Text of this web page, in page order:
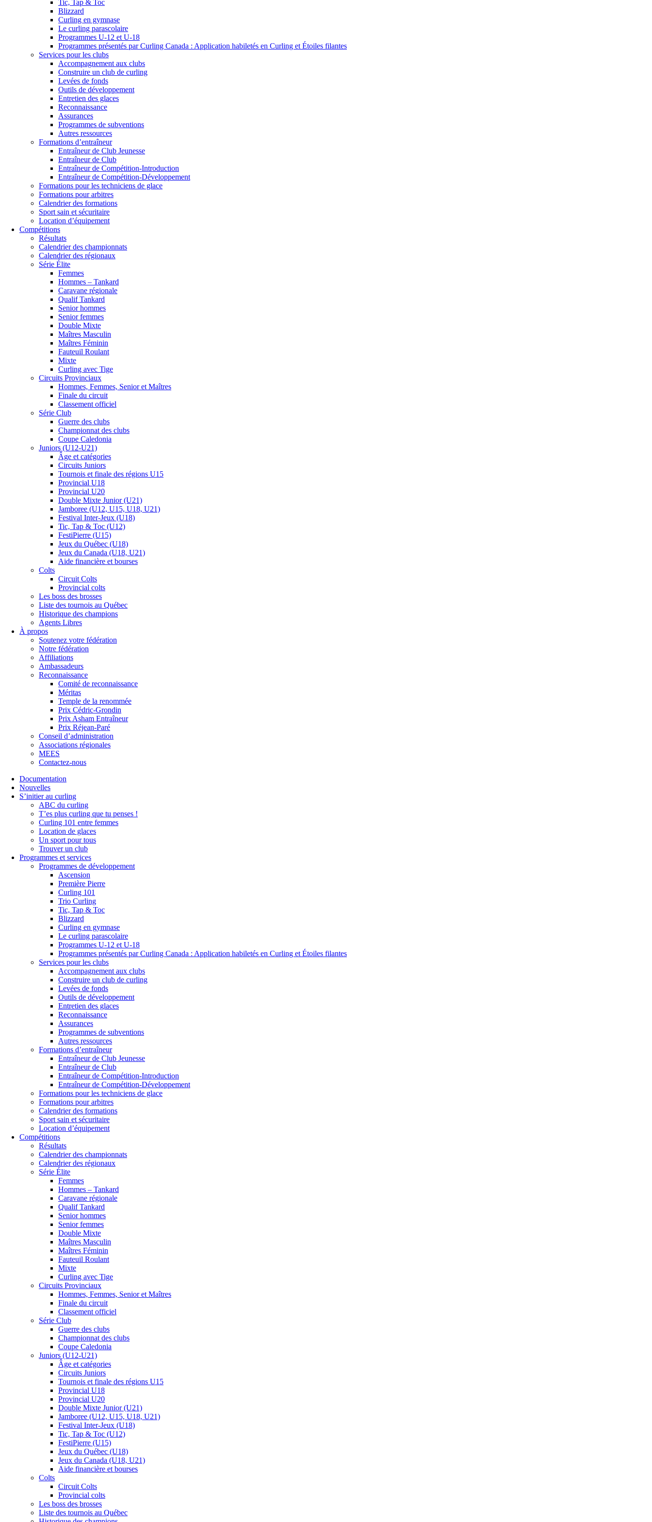
Tic, Tap & Toc
Blizzard
Curling en gymnase
Le curling parascolaire
Programmes U-12 et U-18
Programmes présentés par Curling Canada : Application habiletés en Curling et Étoiles filantes
Services pour les clubs
Accompagnement aux clubs
Construire un club de curling
Levées de fonds
Outils de développement
Entretien des glaces
Reconnaissance
Assurances
Programmes de subventions
Autres ressources
Formations d’entraîneur
Entraîneur de Club Jeunesse
Entraîneur de Club
Entraîneur de Compétition-Introduction
Entraîneur de Compétition-Développement
Formations pour les techniciens de glace
Formations pour arbitres
Calendrier des formations
Sport sain et sécuritaire
Location d’équipement
Compétitions
Résultats
Calendrier des championnats
Calendrier des régionaux
Série Élite
Femmes
Hommes – Tankard
Caravane régionale
Qualif Tankard
Senior hommes
Senior femmes
Double Mixte
Maîtres Masculin
Maîtres Féminin
Fauteuil Roulant
Mixte
Curling avec Tige
Circuits Provinciaux
Hommes, Femmes, Senior et Maîtres
Finale du circuit
Classement officiel
Série Club
Guerre des clubs
Championnat des clubs
Coupe Caledonia
Juniors (U12-U21)
Âge et catégories
Circuits Juniors
Tournois et finale des régions U15
Provincial U18
Provincial U20
Double Mixte Junior (U21)
Jamboree (U12, U15, U18, U21)
Festival Inter-Jeux (U18)
Tic, Tap & Toc (U12)
FestiPierre (U15)
Jeux du Québec (U18)
Jeux du Canada (U18, U21)
Aide financière et bourses
Colts
Circuit Colts
Provincial colts
Les boss des brosses
Liste des tournois au Québec
Historique des champions
Agents Libres
À propos
Soutenez votre fédération
Notre fédération
Affiliations
Ambassadeurs
Reconnaissance
Comité de reconnaissance
Méritas
Temple de la renommée
Prix Cédric-Grondin
Prix Asham Entraîneur
Prix Réjean-Paré
Conseil d’administration
Associations régionales
MEES
Contactez-nous
Documentation
Nouvelles
S’initier au curling
ABC du curling
T’es plus curling que tu penses !
Curling 101 entre femmes
Location de glaces
Un sport pour tous
Trouver un club
Programmes et services
Programmes de développement
Ascension
Première Pierre
Curling 101
Trio Curling
Tic, Tap & Toc
Blizzard
Curling en gymnase
Le curling parascolaire
Programmes U-12 et U-18
Programmes présentés par Curling Canada : Application habiletés en Curling et Étoiles filantes
Services pour les clubs
Accompagnement aux clubs
Construire un club de curling
Levées de fonds
Outils de développement
Entretien des glaces
Reconnaissance
Assurances
Programmes de subventions
Autres ressources
Formations d’entraîneur
Entraîneur de Club Jeunesse
Entraîneur de Club
Entraîneur de Compétition-Introduction
Entraîneur de Compétition-Développement
Formations pour les techniciens de glace
Formations pour arbitres
Calendrier des formations
Sport sain et sécuritaire
Location d’équipement
Compétitions
Résultats
Calendrier des championnats
Calendrier des régionaux
Série Élite
Femmes
Hommes – Tankard
Caravane régionale
Qualif Tankard
Senior hommes
Senior femmes
Double Mixte
Maîtres Masculin
Maîtres Féminin
Fauteuil Roulant
Mixte
Curling avec Tige
Circuits Provinciaux
Hommes, Femmes, Senior et Maîtres
Finale du circuit
Classement officiel
Série Club
Guerre des clubs
Championnat des clubs
Coupe Caledonia
Juniors (U12-U21)
Âge et catégories
Circuits Juniors
Tournois et finale des régions U15
Provincial U18
Provincial U20
Double Mixte Junior (U21)
Jamboree (U12, U15, U18, U21)
Festival Inter-Jeux (U18)
Tic, Tap & Toc (U12)
FestiPierre (U15)
Jeux du Québec (U18)
Jeux du Canada (U18, U21)
Aide financière et bourses
Colts
Circuit Colts
Provincial colts
Les boss des brosses
Liste des tournois au Québec